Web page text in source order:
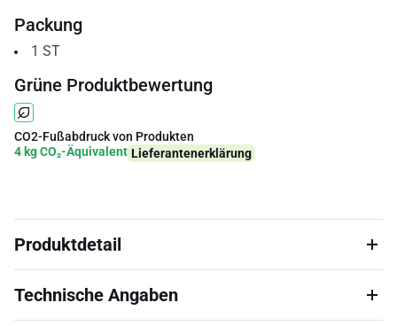
Packung
1 ST
Grüne Produktbewertung
CO2-Fußabdruck von Produkten
4 kg CO₂-Äquivalent Lieferantenerklärung
Produktdetail
Technische Angaben